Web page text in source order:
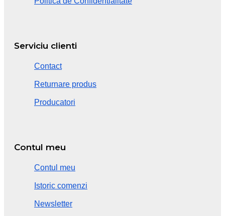
Serviciu clienti
Contact
Returnare produs
Producatori
Contul meu
Contul meu
Istoric comenzi
Newsletter